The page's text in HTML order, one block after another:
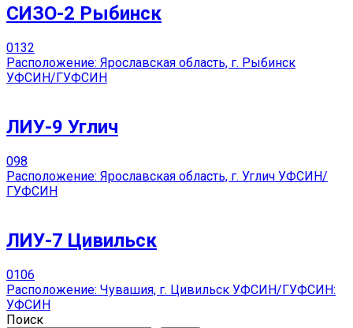
СИЗО-2 Рыбинск
0132
Расположение: Ярославская область, г. Рыбинск
УФСИН/ГУФСИН
ЛИУ-9 Углич
098
Расположение: Ярославская область, г. Углич УФСИН/
ГУФСИН
ЛИУ-7 Цивильск
0106
Расположение: Чувашия, г. Цивильск УФСИН/ГУФСИН:
УФСИН
Поиск